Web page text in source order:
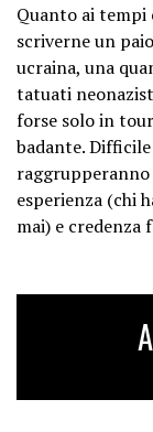
Quanto ai tempi
scriverne un
ucraina, una
tatuati
forse solo in
badante.
raggrupperanno
esperienza (chi
mai) e credenza